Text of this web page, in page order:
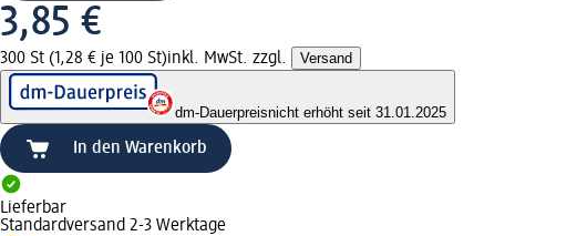
3,85 €
300 St (1,28 € je 100 St)inkl. MwSt. zzgl. Versand
dm-Dauerpreisnicht erhöht seit 31.01.2025
In den Warenkorb
Lieferbar
Standardversand 2-3 Werktage